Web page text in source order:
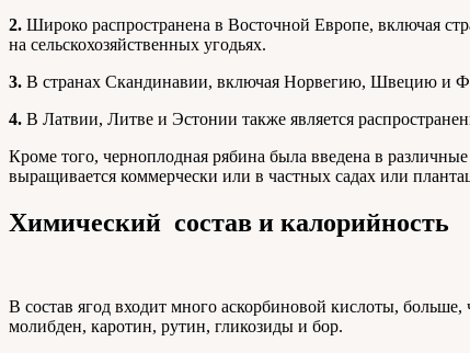
2. Широко распространена в Восточной Европе, включая
на сельскохозяйственных угодьях.
3. В странах Скандинавии, включая Норвегию, Швецию и
4. В Латвии, Литве и Эстонии также является
Кроме того, черноплодная рябина была введена в
выращивается коммерчески или в частных садах или
Химический состав и калорийность
В состав ягод входит много аскорбиновой кислоты,
молибден, каротин, рутин, гликозиды и бор.